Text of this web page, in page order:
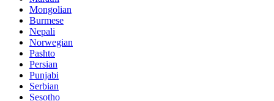
Mongolian
Burmese
Nepali
Norwegian
Pashto
Persian
Punjabi
Serbian
Sesotho